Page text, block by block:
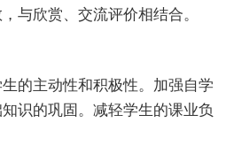
与欣赏、交流评价相结合。
的主动性和积极性。加强自学
识的巩固。减轻学生的课业负